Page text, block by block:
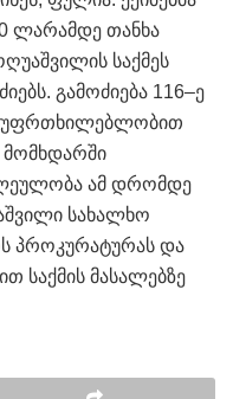
ლარამდე თანხა
საქმეს
გამოძიება 116–ე
მომხდარში
ამ დრომდე
სახალხო
პროკურატურას და
საქმის მასალებზე